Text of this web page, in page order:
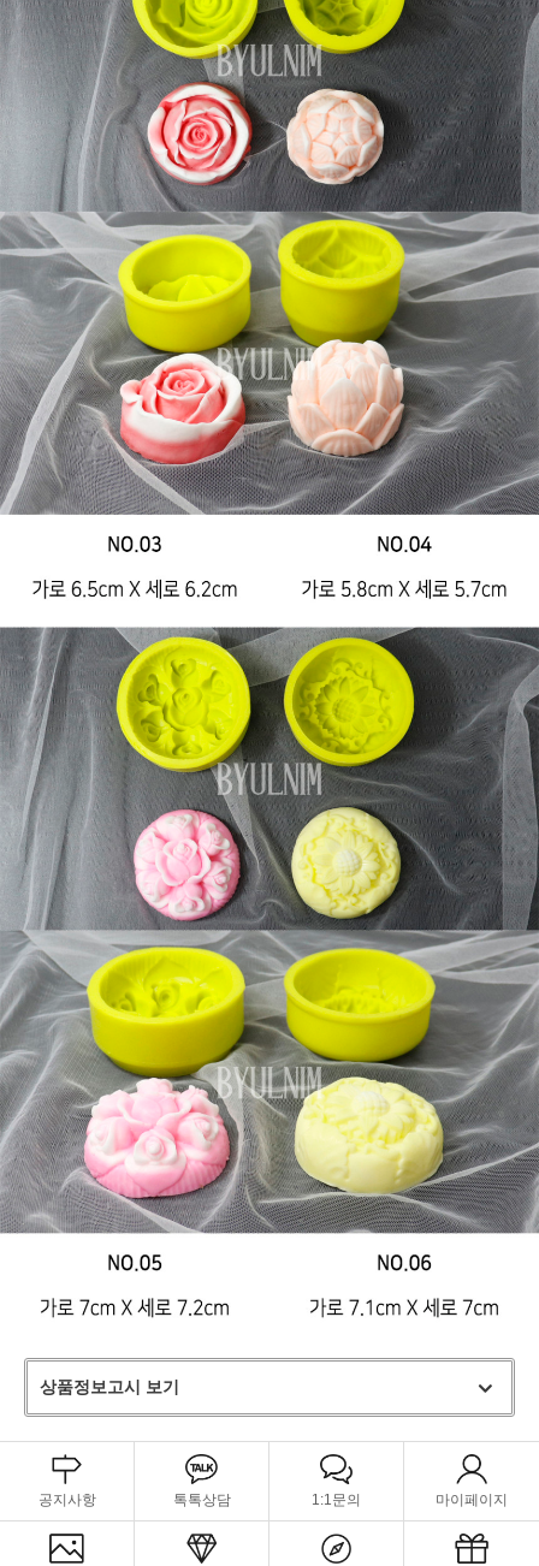
상품정보고시 보기
공지사항 톡톡상담 1:1문의 마이페이지